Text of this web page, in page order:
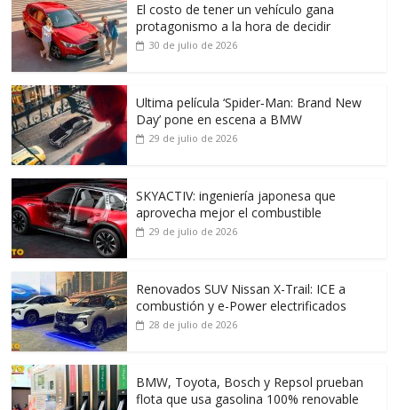
El costo de tener un vehículo gana
protagonismo a la hora de decidir
30 de julio de 2026
Ultima película ‘Spider‑Man: Brand New
Day’ pone en escena a BMW
29 de julio de 2026
SKYACTIV: ingeniería japonesa que
aprovecha mejor el combustible
29 de julio de 2026
Renovados SUV Nissan X-Trail: ICE a
combustión y e-Power electrificados
28 de julio de 2026
BMW, Toyota, Bosch y Repsol prueban
flota que usa gasolina 100% renovable